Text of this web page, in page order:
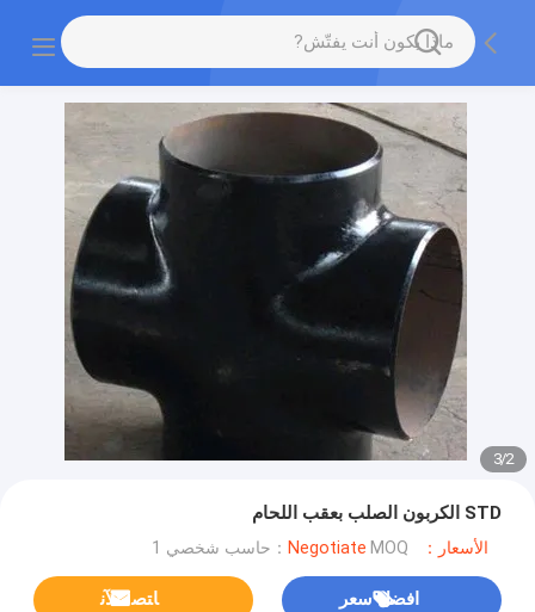
2
/
3
STD الكربون الصلب بعقب اللحام
الأسعار：Negotiate MOQ：حاسب شخصي 1
افضل سعر ﺎﺘﺼﻟ ﺍﻶﻧ